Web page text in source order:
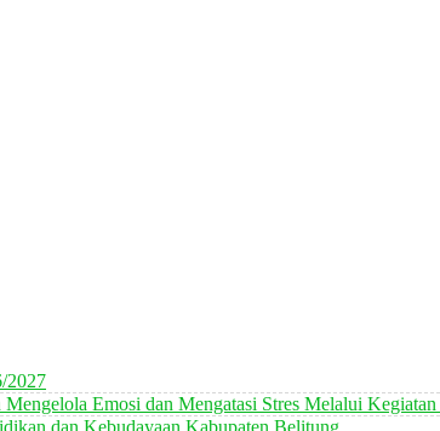
2027
Emosi dan Mengatasi Stres Melalui